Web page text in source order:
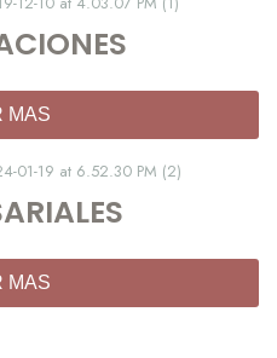
MAS
MAS